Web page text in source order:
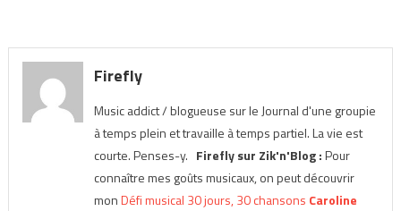
Firefly
Music addict / blogueuse sur le Journal d'une groupie
à temps plein et travaille à temps partiel. La vie est
courte. Penses-y. Firefly sur Zik'n'Blog :Pour
connaître mes goûts musicaux, on peut découvrir
monDéfi musical 30 jours, 30 chansons Caroline